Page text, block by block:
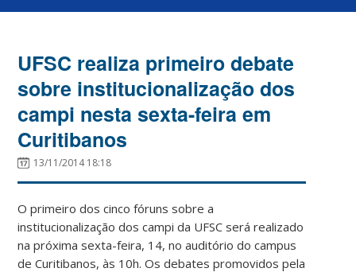
UFSC realiza primeiro debate
sobre institucionalização dos
campi nesta sexta-feira em
Curitibanos
13/11/2014 18:18
O primeiro dos cinco fóruns sobre a
institucionalização dos campi da UFSC será realizado
na próxima sexta-feira, 14, no auditório do campus
de Curitibanos, às 10h. Os debates promovidos pela